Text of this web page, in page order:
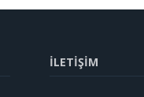
İLETİŞİM